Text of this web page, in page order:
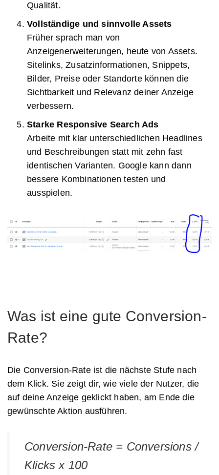
Qualität.
Vollständige und sinnvolle Assets
Früher sprach man von
Anzeigenerweiterungen, heute von Assets.
Sitelinks, Zusatzinformationen, Snippets,
Bilder, Preise oder Standorte können die
Sichtbarkeit und Relevanz deiner Anzeige
verbessern.
Starke Responsive Search Ads
Arbeite mit klar unterschiedlichen Headlines
und Beschreibungen statt mit zehn fast
identischen Varianten. Google kann dann
bessere Kombinationen testen und
ausspielen.
Was ist eine gute Conversion-
Rate?
Die Conversion-Rate ist die nächste Stufe nach
dem Klick. Sie zeigt dir, wie viele der Nutzer, die
auf deine Anzeige geklickt haben, am Ende die
gewünschte Aktion ausführen.
Conversion-Rate = Conversions /
Klicks x 100